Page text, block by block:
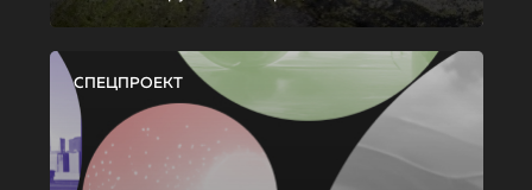
СПЕЦПРОЕКТ